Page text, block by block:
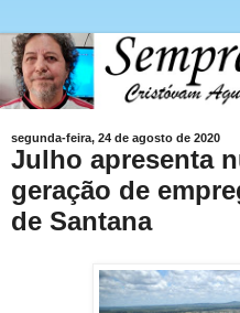
segunda-feira, 24 de agosto de 2020
Julho apresenta
geração de
de Santana